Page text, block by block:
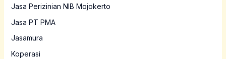
Jasa Perizinian NIB Mojokerto
Jasa PT PMA
Jasamura
Koperasi